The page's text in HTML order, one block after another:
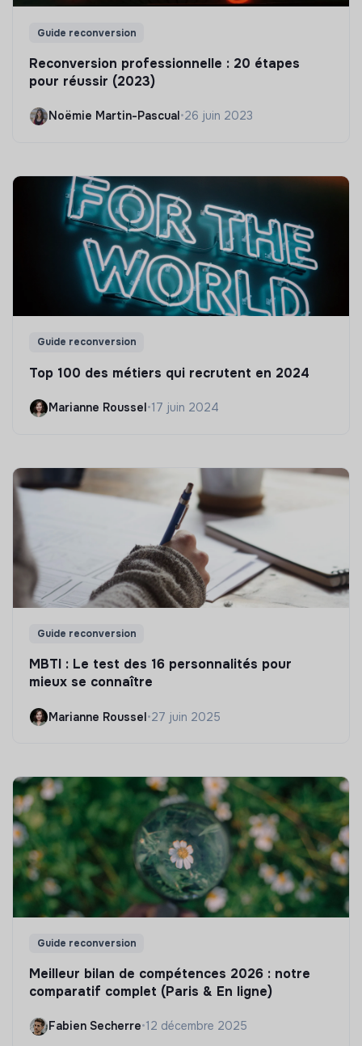
Guide reconversion
Reconversion professionnelle : 20 étapes
pour réussir (2023)
Noëmie Martin-Pascual •26 juin 2023
Guide reconversion
Top 100 des métiers qui recrutent en 2024
Marianne Roussel•17 juin 2024
Guide reconversion
MBTI : Le test des 16 personnalités pour
mieux se connaître
Marianne Roussel•27 juin 2025
Guide reconversion
Meilleur bilan de compétences 2026 : notre
comparatif complet (Paris & En ligne)
Fabien Secherre•12 décembre 2025